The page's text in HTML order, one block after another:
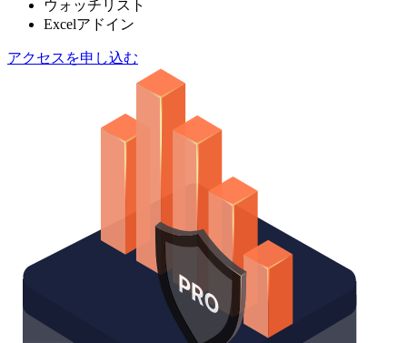
ウォッチリスト
Excelアドイン
アクセスを申し込む